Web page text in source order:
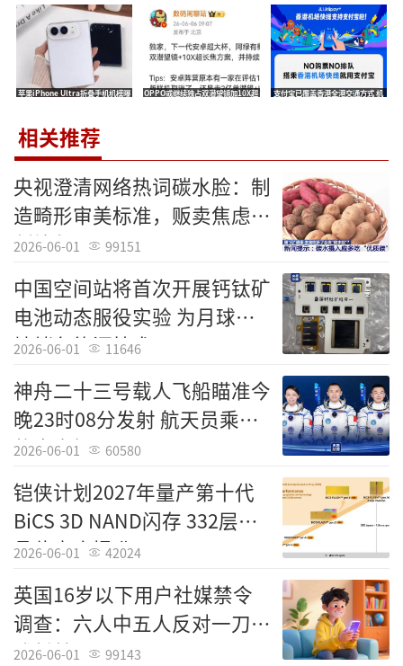
可能成为苹果未来AI服务的统一入口或开发者
接口。随着谷歌、微软等巨头在生成式AI领域
的狂飙突进，苹果迫切需要在端侧与云端之间
建立更高效的协同通道。该子域名的出现，或
许预示着苹果将推出基于云端的“Apple Intelli
gence Pro”服务，用于处理更复杂的AI任务
（如长文本生成、复杂图像渲染等），而本地
设备则负责隐私敏感型任务，从而实现算力与
隐私的最佳平衡，彻底打通从iPhone到Mac的A
I服务闭环。
这一布局也反映了苹果在AI战略上的微妙
转变。过去苹果强调“端侧优先”，但在生成
式AI的巨大算力需求面前，单纯的端侧运行已
显吃力。genai.apple.com的启用，暗示苹果
正准备在云端基础设施上投入更多资源，甚至
可能推出独立的AI订阅服务。这不仅是一次技
术架构的升级，更是苹果商业模式的一次潜在
变革，未来用户或许需要为更高级的云端AI能
力付费，从而开启苹果服务业务的新增长极。
苹果iPhone Ultra折叠手机机模曝
OPPO或继续独占双潜望镜加10X超
支付宝已覆盖香港全港交通方式 机
相关推荐
央视澄清网络热词碳水脸：制
造畸形审美标准，贩卖焦虑收
割钱包
2026-06-01 99151
中国空间站将首次开展钙钛矿
电池动态服役实验 为月球基
地储备能源技术
2026-06-01 11646
神舟二十三号载人飞船瞄准今
晚23时08分发射 航天员乘组
状态良好
2026-06-01 60580
铠侠计划2027年量产第十代
BiCS 3D NAND闪存 332层堆
叠位密度提升59%
2026-06-01 42024
英国16岁以下用户社媒禁令
调查：六人中五人反对一刀切
式封禁
2026-06-01 99143